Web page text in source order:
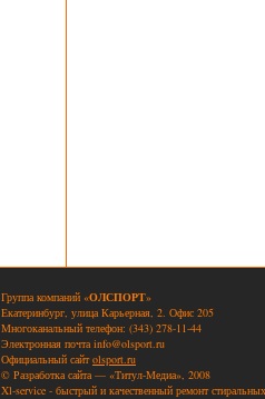
Группа компаний «ОЛСПОРТ»
Екатеринбург, улица Карьерная, 2. Офис 205
Многоканальный телефон: (343) 278-11-44
Электронная почта info@olsport.ru
Официальный сайтolsport.ru
© Разработка сайта — «Титул-Медиа», 2008
Xl-service - быстрый и качественный ремонт